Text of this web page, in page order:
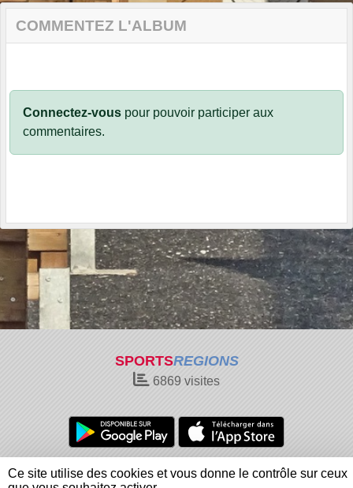
COMMENTEZ L'ALBUM
Connectez-vous pour pouvoir participer aux
commentaires.
SPORTSREGIONS
6869 visites
Charte cookies
Gestion des cookies
Ce site utilise des cookies et vous donne le contrôle sur ceux